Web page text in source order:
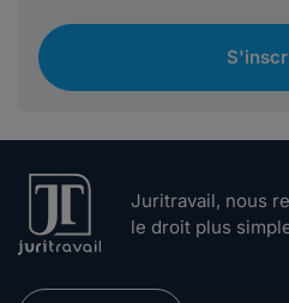
Juritravail, nous
le droit plus